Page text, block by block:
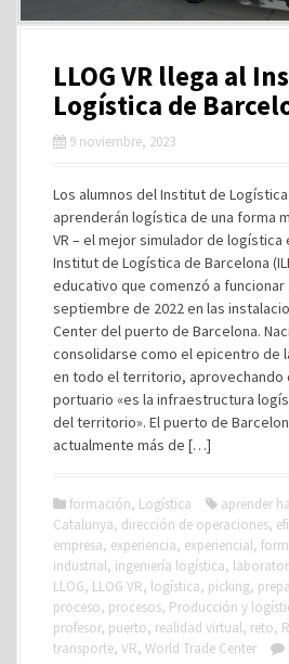
LLOG VR llega al
Logística de
9 noviembre, 2023
Los alumnos del Institut de Logística
aprenderán logística de una forma
VR – el mejor simulador de logística
Institut de Logística de Barcelona
educativo que comenzó a funcionar
septiembre de 2022 en las
Center del puerto de Barcelona.
consolidarse como el epicentro de
en todo el territorio, aprovechando
portuario «es la infraestructura
del territorio». El puerto de
actualmente más de […]
formación, Logística aprender
Catalunya, dirección de operaciones,
empresa, experiencia, experiencial,
industrial, ingeniería logística,
LLOG, LLOG VR, logística, picking,
proceso, procesos, Producción y
profesor, puerto, realidad virtual, reto,
transporte, VR, World Trade Center